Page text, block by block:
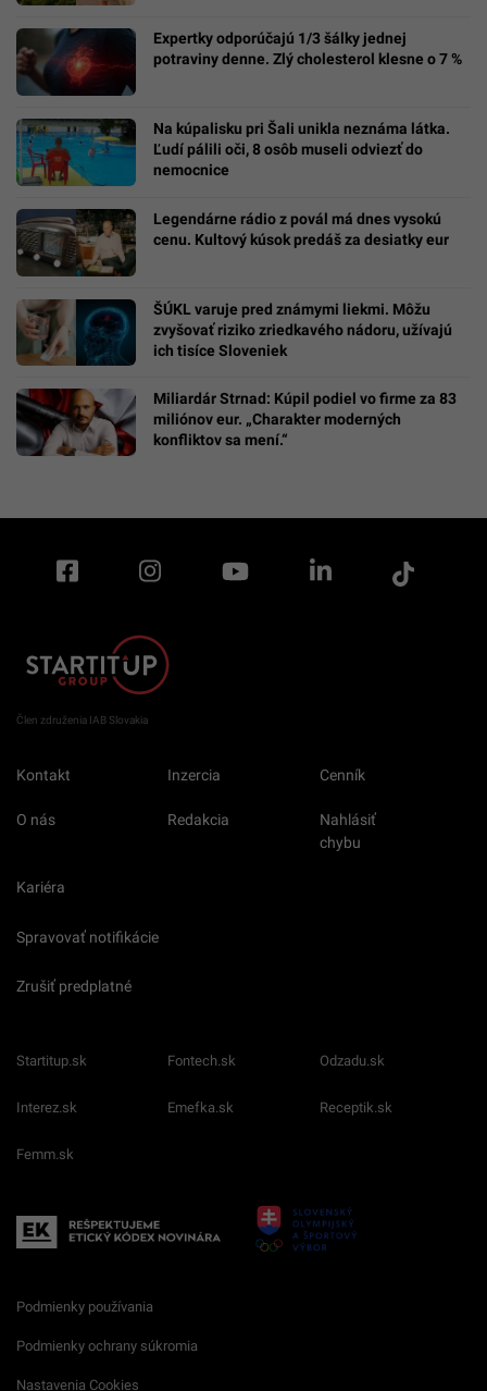
Expertky odporúčajú 1/3 šálky jednej
potraviny denne. Zlý cholesterol klesne o 7 %
Na kúpalisku pri Šali unikla neznáma látka.
Ľudí pálili oči, 8 osôb museli odviezť do
nemocnice
Legendárne rádio z povál má dnes vysokú
cenu. Kultový kúsok predáš za desiatky eur
ŠÚKL varuje pred známymi liekmi. Môžu
zvyšovať riziko zriedkavého nádoru, užívajú
ich tisíce Sloveniek
Miliardár Strnad: Kúpil podiel vo firme za 83
miliónov eur. „Charakter moderných
konfliktov sa mení.“
Člen združenia IAB Slovakia
Kontakt Inzercia Cenník
O nás Redakcia
Nahlásiť
chybu
Kariéra
Spravovať notifikácie
Zrušiť predplatné
Startitup.sk Fontech.sk Odzadu.sk
Interez.sk Emefka.sk Receptik.sk
Femm.sk
Podmienky používania
Podmienky ochrany súkromia
Nastavenia Cookies